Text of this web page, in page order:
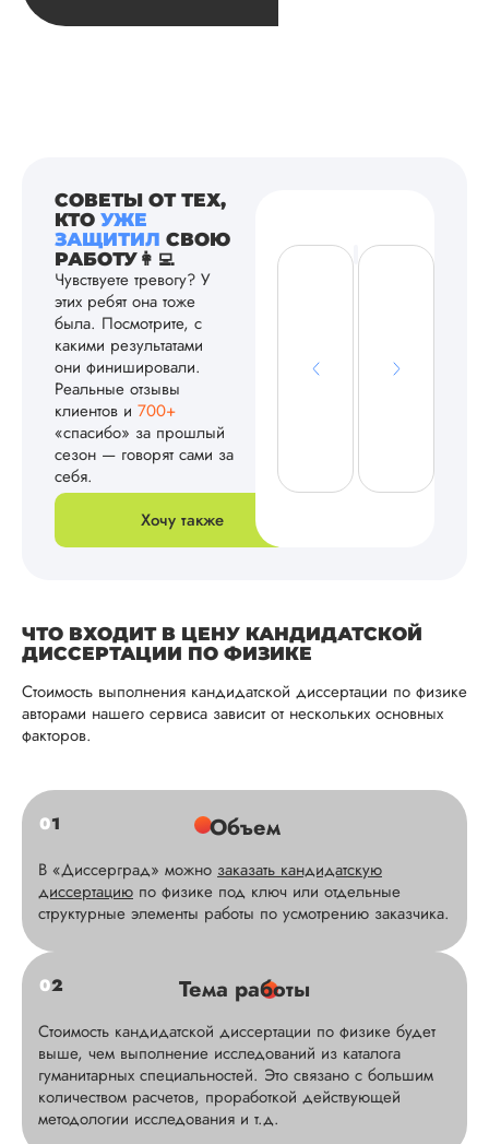
СОВЕТЫ ОТ ТЕХ,
КТО УЖЕ
ЗАЩИТИЛ СВОЮ
РАБОТУ👩‍💻
Чувствуете тревогу? У
этих ребят она тоже
была. Посмотрите, с
какими результатами
они финишировали.
Реальные отзывы
клиентов и 700+
«спасибо» за прошлый
сезон — говорят сами за
себя.
Хочу также
ЧТО ВХОДИТ В ЦЕНУ КАНДИДАТСКОЙ
ДИССЕРТАЦИИ ПО ФИЗИКЕ
Стоимость выполнения кандидатской диссертации по физике
авторами нашего сервиса зависит от нескольких основных
факторов.
01 Объем
В «Диссерград» можно заказать кандидатскую
диссертацию по физике под ключ или отдельные
структурные элементы работы по усмотрению заказчика.
02 Тема работы
Стоимость кандидатской диссертации по физике будет
выше, чем выполнение исследований из каталога
гуманитарных специальностей. Это связано с большим
количеством расчетов, проработкой действующей
методологии исследования и т.д.
Римма